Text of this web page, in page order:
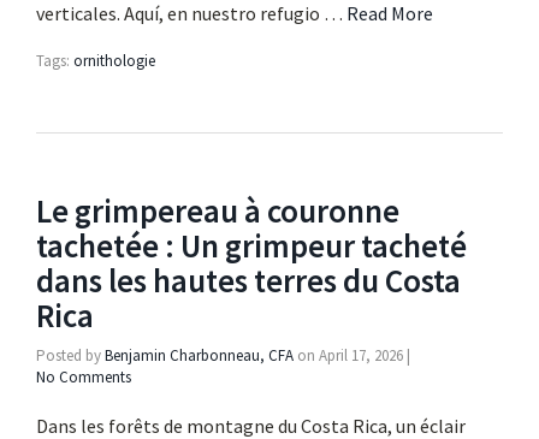
verticales. Aquí, en nuestro refugio … Read More
Tags: ornithologie
Le grimpereau à couronne
tachetée : Un grimpeur tacheté
dans les hautes terres du Costa
Rica
Posted byBenjamin Charbonneau, CFA on April 17, 2026 |
No Comments
Dans les forêts de montagne du Costa Rica, un éclair